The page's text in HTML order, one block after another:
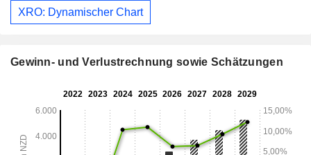
XRO: Dynamischer Chart
Gewinn- und Verlustrechnung sowie Schätzungen